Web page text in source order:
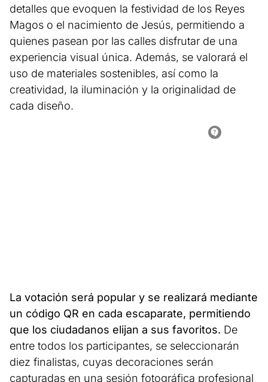
detalles que evoquen la festividad de los Reyes
Magos o el nacimiento de Jesús, permitiendo a
quienes pasean por las calles disfrutar de una
experiencia visual única. Además, se valorará el
uso de materiales sostenibles, así como la
creatividad, la iluminación y la originalidad de
cada diseño.
La votación será popular y se realizará mediante
un código QR en cada escaparate, permitiendo
que los ciudadanos elijan a sus favoritos. De
entre todos los participantes, se seleccionarán
diez finalistas, cuyas decoraciones serán
capturadas en una sesión fotográfica profesional